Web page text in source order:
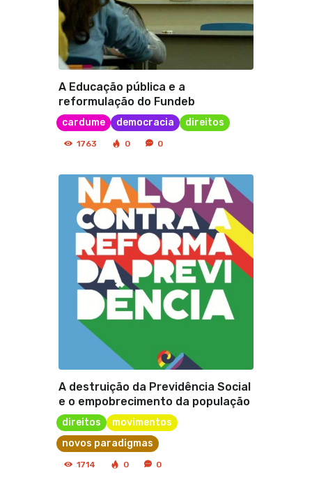
A Educação pública e a
reformulação do Fundeb
cardume democracia direitos
1763 0 0
A destruição da Previdência Social
e o empobrecimento da população
direitos
movimentos
novos paradigmas
1714 0 0